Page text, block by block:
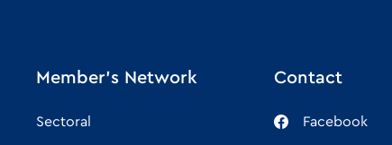
Member's Network
Sectoral
Contact
Facebook